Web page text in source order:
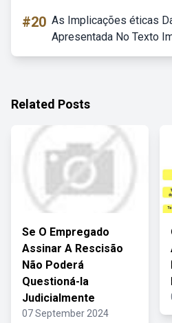
#20 As Implicações éticas
Apresentada No Texto
Related Posts
Se O Empregado
Assinar A Rescisão
Não Poderá
Questioná-la
Judicialmente
07 September 2024